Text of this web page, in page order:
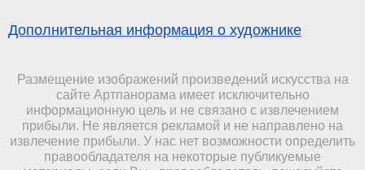
Дополнительная информация о художнике
Размещение изображений произведений искусства на
сайте Артпанорама имеет исключительно
информационную цель и не связано с извлечением
прибыли. Не является рекламой и не направлено на
извлечение прибыли. У нас нет возможности определить
правообладателя на некоторые публикуемые